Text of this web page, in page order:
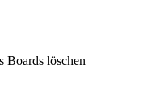
Boards löschen